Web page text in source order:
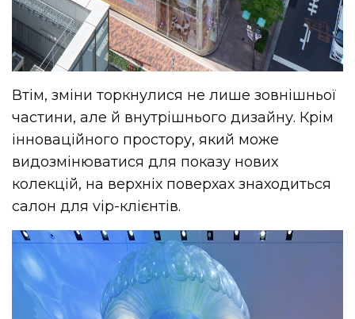
Втім, зміни торкнулися не лише зовнішньої
частини, але й внутрішнього дизайну. Крім
інноваційного простору, який може
видозмінюватися для показу нових
колекцій, на верхніх поверхах знаходиться
салон для vip-клієнтів.